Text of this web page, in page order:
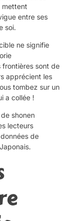
mettent
entre ses
soi.
ne signifie
sont de
apprécient les
tombez sur un
a collée !
shonen
lecteurs
de